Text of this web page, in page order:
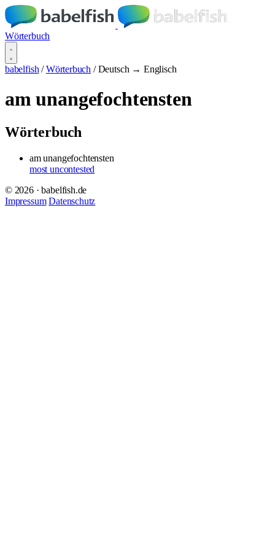
Wörterbuch
babelfish / Wörterbuch / Deutsch → Englisch
am unangefochtensten
Wörterbuch
am unangefochtensten
most uncontested
© 2026 · babelfish.de
Impressum Datenschutz